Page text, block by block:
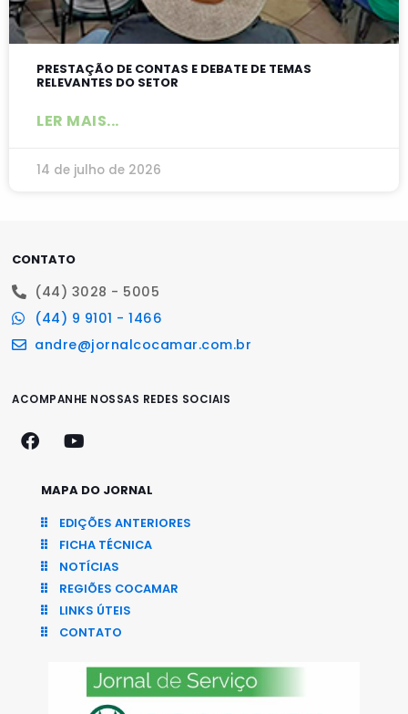
PRESTAÇÃO DE CONTAS E DEBATE DE TEMAS
RELEVANTES DO SETOR
LER MAIS...
14 de julho de 2026
CONTATO
(44) 3028 - 5005
(44) 9 9101 - 1466
andre@jornalcocamar.com.br
ACOMPANHE NOSSAS REDES SOCIAIS
MAPA DO JORNAL
EDIÇÕES ANTERIORES
FICHA TÉCNICA
NOTÍCIAS
REGIÕES COCAMAR
LINKS ÚTEIS
CONTATO